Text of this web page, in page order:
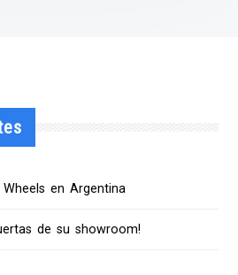
en Argentina
de su showroom!